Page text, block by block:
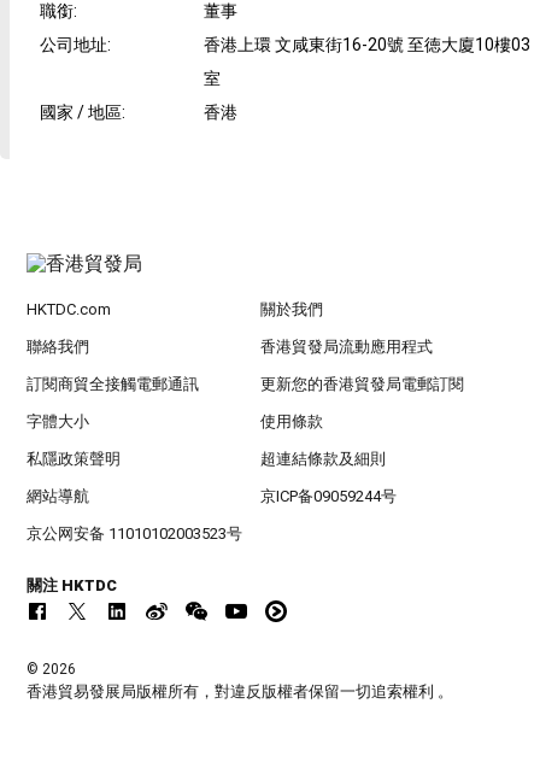
職銜:
董事
公司地址:
香港上環 文咸東街16-20號 至徳大廈10樓03
室
國家 / 地區: 香港
HKTDC.com 關於我們
聯絡我們 香港貿發局流動應用程式
訂閱商貿全接觸電郵通訊 更新您的香港貿發局電郵訂閱
字體大小 使用條款
私隱政策聲明 超連結條款及細則
網站導航 京ICP备09059244号
京公网安备 11010102003523号
關注 HKTDC
© 2026
香港貿易發展局版權所有，對違反版權者保留一切追索權利 。